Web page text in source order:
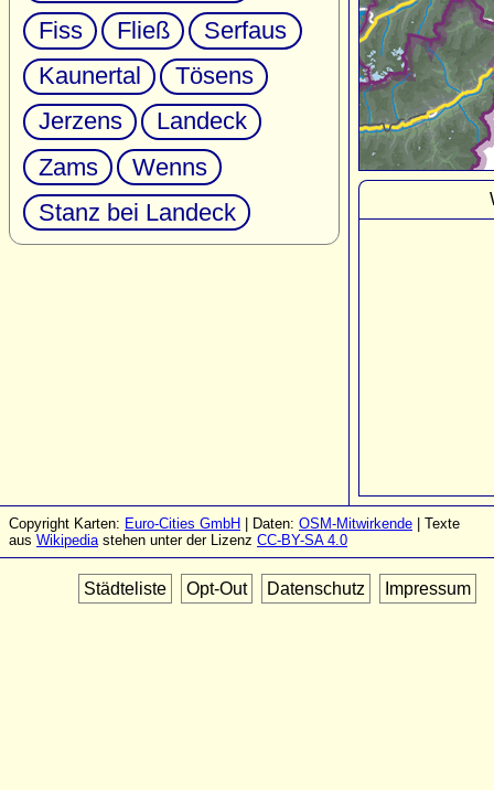
Fiss
Fließ
Serfaus
Kaunertal
Tösens
Jerzens
Landeck
Zams
Wenns
Stanz bei Landeck
Copyright Karten: Euro-Cities GmbH | Daten: OSM-Mitwirkende | Texte
aus Wikipediastehen unter der Lizenz CC-BY-SA 4.0
Städteliste Opt-Out Datenschutz Impressum